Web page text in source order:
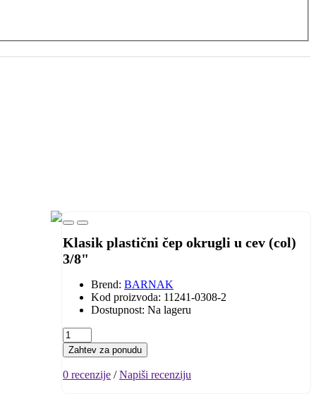
Klasik plastični čep okrugli u cev (col)
3/8"
Brend: BARNAK
Kod proizvoda: 11241-0308-2
Dostupnost: Na lageru
Zahtev za ponudu
0 recenzije /Napiši recenziju